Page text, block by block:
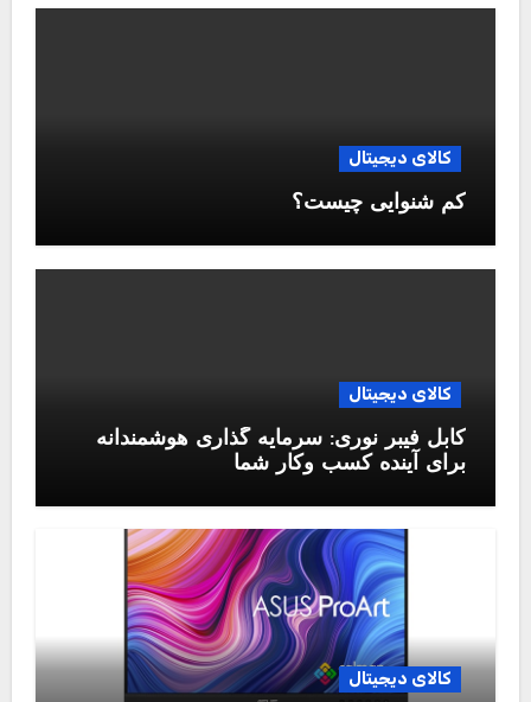
کالای دیجیتال
کم شنوایی چیست؟
کالای دیجیتال
کابل فیبر نوری: سرمایه گذاری هوشمندانه
برای آینده کسب وکار شما
کالای دیجیتال